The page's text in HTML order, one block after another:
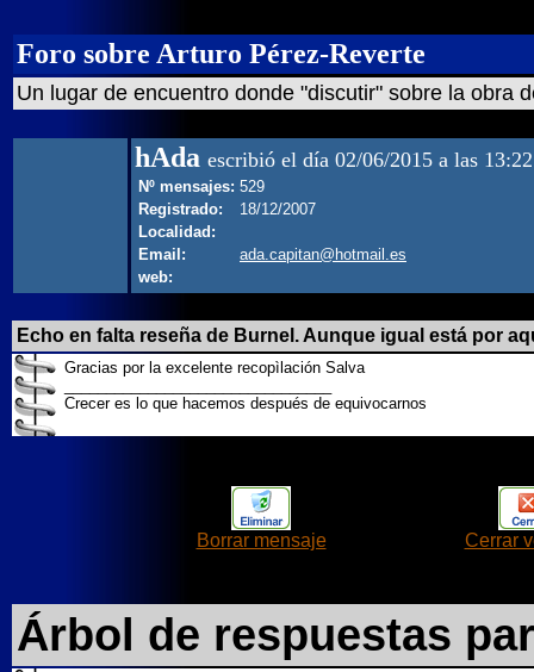
Foro sobre Arturo Pérez-Reverte
Un lugar de encuentro donde "discutir" sobre la obra
hAda escribió el día 02/06/2015 a las 13:22
Nº mensajes: 529
Registrado:
18/12/2007
Localidad:
Email:
ada.capitan@hotmail.es
web:
Echo en falta reseña de Burnel. Aunque igual está por
Gracias por la excelente recopìlación Salva
Crecer es lo que hacemos después de equivocarnos
Borrar mensaje Cerrar
Árbol de respuestas